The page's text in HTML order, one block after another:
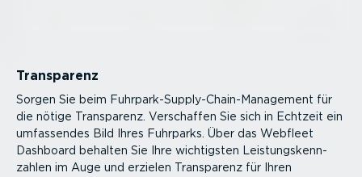
Transparenz
Sorgen Sie beim Fuhrpar­k-­Sup­p­ly-Chain-­Ma­nagement für
die nötige Transparenz. Verschaffen Sie sich in Echtzeit ein
umfassendes Bild Ihres Fuhrparks. Über das Webfleet
Dashboard behalten Sie Ihre wichtigsten Leistungs­kenn­
zahlen im Auge und erzielen Transparenz für Ihren